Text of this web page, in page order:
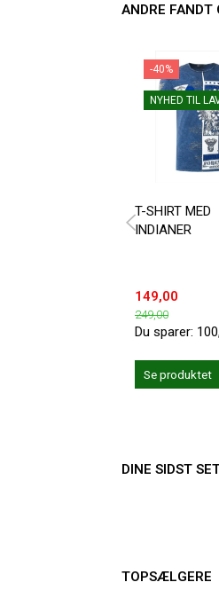
ANDRE FANDT
-40%
NYHED TIL
T-SHIRT MED
INDIANER
149,00
249,00
Du sparer:
Se produktet
DINE SIDST
TOPSÆLGERE